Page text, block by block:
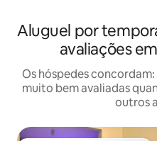
Aluguel por
avaliações
Os hóspedes
muito bem avaliadas
outros